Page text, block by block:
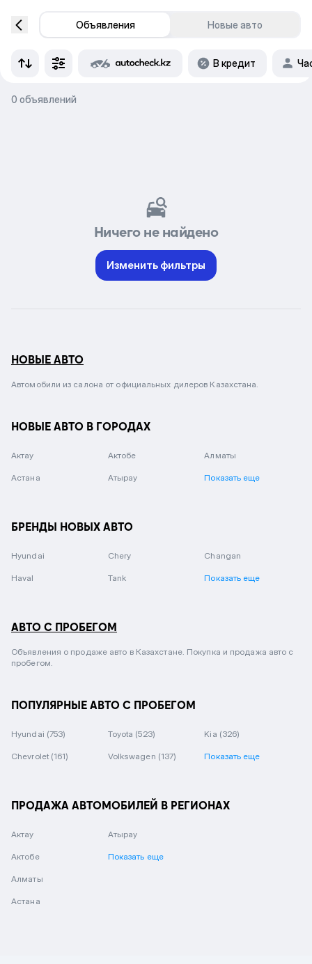
Объявления Новые авто
В кредит
0 объявлений
Ничего не найдено
Изменить фильтры
НОВЫЕ АВТО
Автомобили из салона от официальных дилеров Казахстана.
НОВЫЕ АВТО В ГОРОДАХ
Актау Актобе Алматы
Астана Атырау Показать еще
БРЕНДЫ НОВЫХ АВТО
Hyundai Chery Changan
Haval Tank Показать еще
АВТО С ПРОБЕГОМ
Объявления о продаже авто в Казахстане. Покупка и продажа авто с
пробегом.
ПОПУЛЯРНЫЕ АВТО С ПРОБЕГОМ
Hyundai (753) Toyota (523) Kia (326)
Chevrolet (161) Volkswagen (137) Показать еще
ПРОДАЖА АВТОМОБИЛЕЙ В РЕГИОНАХ
Актау
Актобе
Алматы
Астана
Атырау
Показать еще